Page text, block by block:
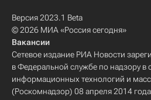
Версия 2023.1 Beta
© 2026 МИА «Россия сегодня»
Вакансии
Сетевое издание РИА Новости
в Федеральной службе по надзору в
информационных технологий и
(Роскомнадзор) 08 апреля 2014